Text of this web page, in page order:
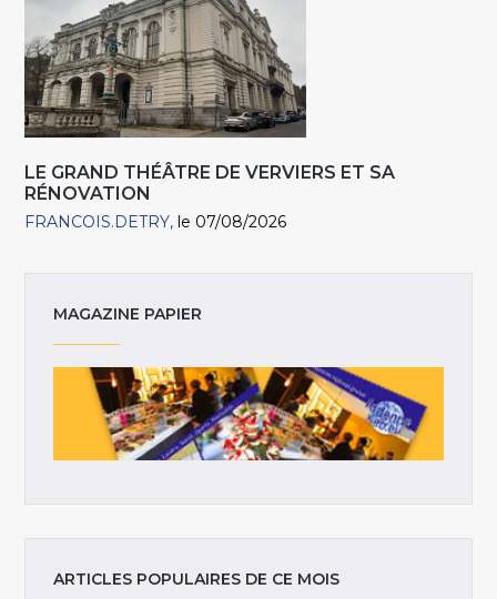
LE GRAND THÉÂTRE DE VERVIERS ET SA
RÉNOVATION
FRANCOIS.DETRY le 07/08/2026
MAGAZINE PAPIER
ARTICLES POPULAIRES DE CE MOIS